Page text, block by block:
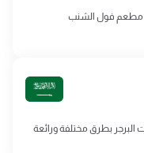
مطعم فول الشنب
البرجر بطرق مختلفة ورائعة